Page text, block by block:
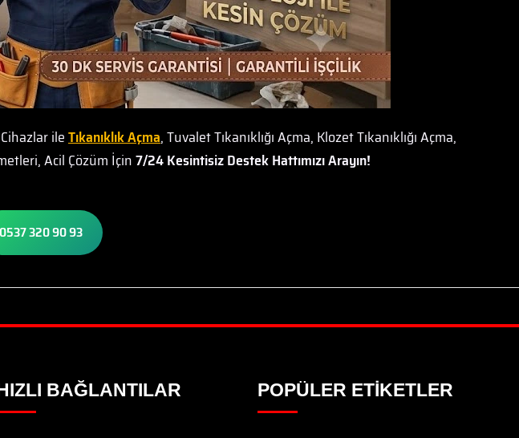
ileTıkanıklık Açma, Tuvalet Tıkanıklığı Açma, Klozet Tıkanıklığı Açma,
Acil Çözüm İçin7/24 Kesintisiz Destek Hattımızı Arayın!
0537 320 90 93
HIZLI BAĞLANTILAR POPÜLER ETIKETLER